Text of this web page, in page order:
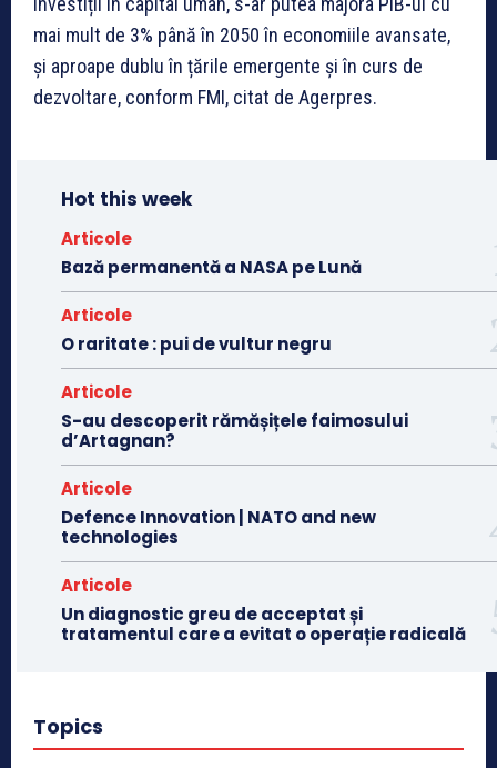
mai mult de 3% până în 2050 în economiile avansate,
și aproape dublu în țările emergente și în curs de
dezvoltare, conform FMI, citat de Agerpres.
Hot this week
Articole
Bază permanentă a NASA pe Lună
Articole
O raritate : pui de vultur negru
Articole
S-au descoperit rămășițele faimosului
d’Artagnan?
Articole
Defence Innovation | NATO and new
technologies
Articole
Un diagnostic greu de acceptat și
tratamentul care a evitat o operație radicală
Topics